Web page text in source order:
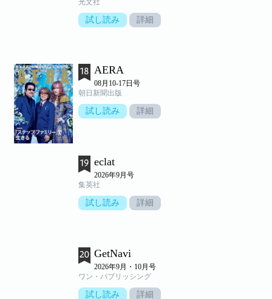
試し読み 詳細
AERA
08月10-17日号
朝日新聞出版
試し読み 詳細
eclat
2026年9月号
集英社
試し読み 詳細
GetNavi
2026年9月・10月号
ワン・パブリッシング
試し読み 詳細